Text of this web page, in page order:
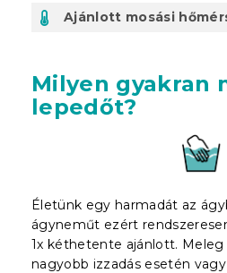
Ajánlott mosási
Milyen gyakran
lepedőt?
Életünk egy harmadát az
ágyneműt ezért
1x kéthetente ajánlott. Meleg
nagyobb izzadás esetén